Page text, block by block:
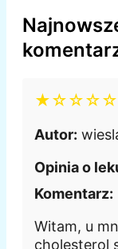
★☆☆☆☆
Autor:
Opinia o
Komentarz:
Witam, u
cholesterol